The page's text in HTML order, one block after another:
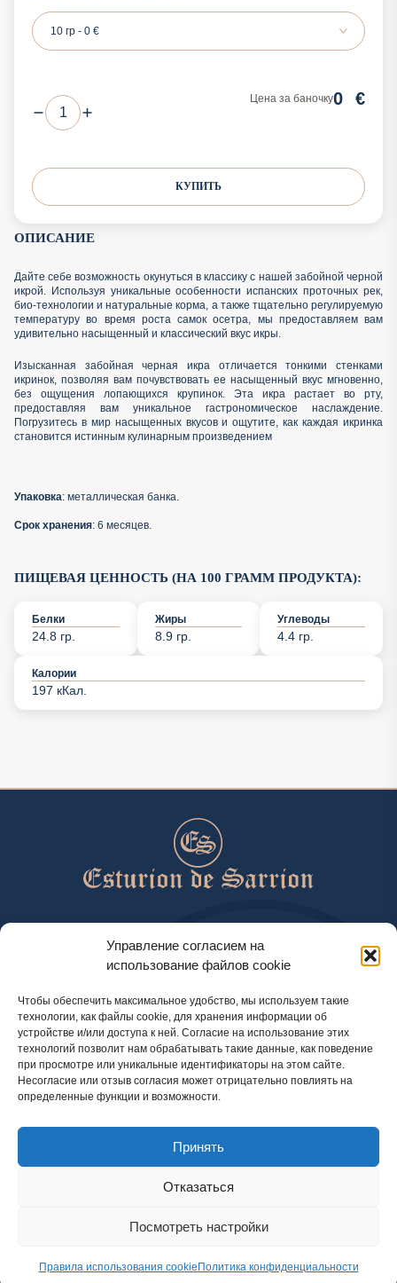
Управление согласием на
использование файлов cookie
Чтобы обеспечить максимальное удобство, мы используем такие
технологии, как файлы cookie, для хранения информации об
устройстве и/или доступа к ней. Согласие на использование этих
технологий позволит нам обрабатывать такие данные, как поведение
при просмотре или уникальные идентификаторы на этом сайте.
Несогласие или отзыв согласия может отрицательно повлиять на
определенные функции и возможности.
Принять
Отказаться
Посмотреть настройки
Правила использования cookie Политика конфиденциальности
10 гр - 0 €
Цена за баночку0 €
КУПИТЬ
ОПИСАНИЕ
Дайте себе возможность окунуться в классику с нашей забойной черной
икрой. Используя уникальные особенности испанских проточных рек,
био-технологии и натуральные корма, а также тщательно регулируемую
температуру во время роста самок осетра, мы предоставляем вам
удивительно насыщенный и классический вкус икры.
Изысканная забойная черная икра отличается тонкими стенками
икринок, позволяя вам почувствовать ее насыщенный вкус мгновенно,
без ощущения лопающихся крупинок. Эта икра растает во рту,
предоставляя вам уникальное гастрономическое наслаждение.
Погрузитесь в мир насыщенных вкусов и ощутите, как каждая икринка
становится истинным кулинарным произведением
Упаковка: металлическая банка.
Срок хранения: 6 месяцев.
ПИЩЕВАЯ ЦЕННОСТЬ (НА 100 ГРАММ ПРОДУКТА):
Белки
24.8 гр.
Жиры
8.9 гр.
Углеводы
4.4 гр.
Калории
197 кКал.
с 9 до 18 (GMT+2) по будням
Способы оплаты
Правовая информация